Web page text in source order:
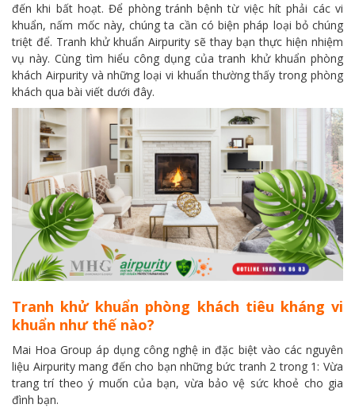
đến khi bất hoạt. Để phòng tránh bệnh từ việc hít phải các vi
khuẩn, nấm mốc này, chúng ta cần có biện pháp loại bỏ chúng
triệt để. Tranh khử khuẩn Airpurity sẽ thay bạn thực hiện nhiệm
vụ này. Cùng tìm hiểu công dụng của tranh khử khuẩn phòng
khách Airpurity và những loại vi khuẩn thường thấy trong phòng
khách qua bài viết dưới đây.
Tranh khử khuẩn phòng khách tiêu kháng vi
khuẩn như thế nào?
Mai Hoa Group áp dụng công nghệ in đặc biệt vào các nguyên
liệu Airpurity mang đến cho bạn những bức tranh 2 trong 1: Vừa
trang trí theo ý muốn của bạn, vừa bảo vệ sức khoẻ cho gia
đình bạn.